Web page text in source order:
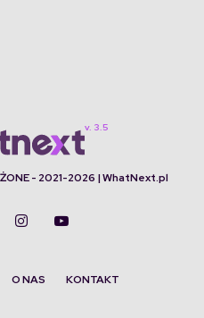
- 2021-2026 | WhatNext.pl
O NAS KONTAKT